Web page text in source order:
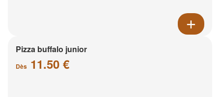
Pizza buffalo junior
Dès 11.50 €